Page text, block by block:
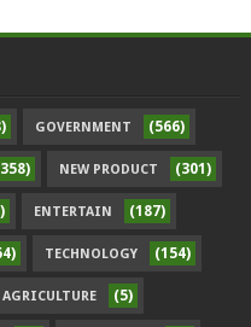
GOVERNMENT (566)
NEW PRODUCT (301)
ENTERTAIN (187)
TECHNOLOGY (154)
AGRICULTURE (5)